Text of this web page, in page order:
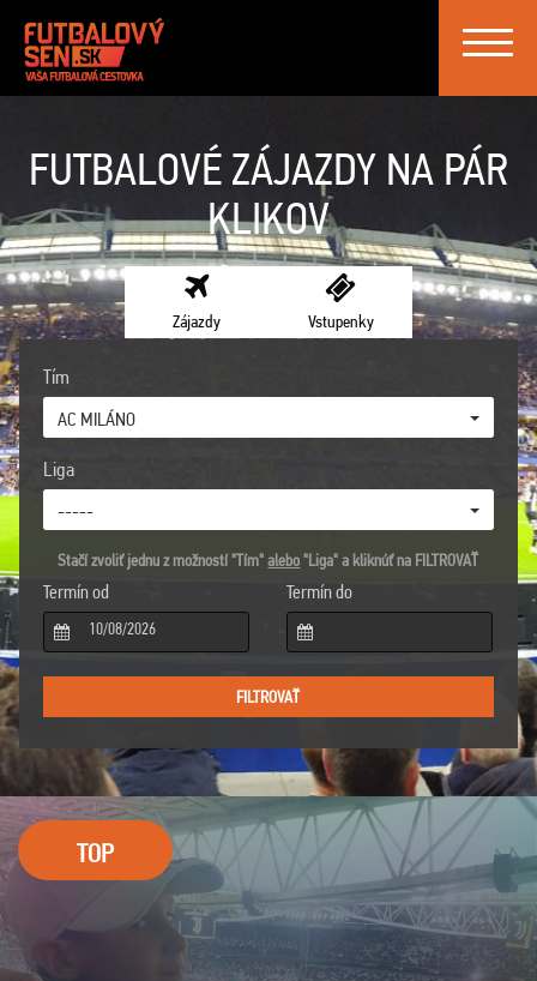
Toggle
FUTBALOVÉ ZÁJAZDY NA PÁR
KLIKOV
Zájazdy Vstupenky
Tím
AC MILÁNO
Liga
-----
Stačí zvoliť jednu z možností "Tím"alebo"Liga" a kliknúť na FILTROVAŤ
Termín od Termín do
TOP